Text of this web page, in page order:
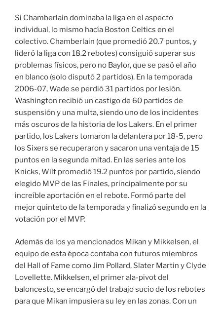
Si Chamberlain dominaba la liga en el aspecto
individual, lo mismo hacía Boston Celtics en el
colectivo. Chamberlain (que promedió 20.7 puntos, y
lideró la liga con 18.2 rebotes) consiguió superar sus
problemas físicos, pero no Baylor, que se pasó el año
en blanco (solo disputó 2 partidos). En la temporada
2006-07, Wade se perdió 31 partidos por lesión.
Washington recibió un castigo de 60 partidos de
suspensión y una multa, siendo uno de los incidentes
más oscuros de la historia de los Lakers. En el primer
partido, los Lakers tomaron la delantera por 18-5, pero
los Sixers se recuperaron y sacaron una ventaja de 15
puntos en la segunda mitad. En las series ante los
Knicks, Wilt promedió 19.2 puntos por partido, siendo
elegido MVP de las Finales, principalmente por su
increíble aportación en el rebote. Formó parte del
mejor quinteto de la temporada y finalizó segundo en la
votación por el MVP.
Además de los ya mencionados Mikan y Mikkelsen, el
equipo de esta época contaba con futuros miembros
del Hall of Fame como Jim Pollard, Slater Martin y Clyde
Lovellette. Mikkelsen, el primer ala-pivot del
baloncesto, se encargó del trabajo sucio de los rebotes
para que Mikan impusiera su ley en las zonas. Con un